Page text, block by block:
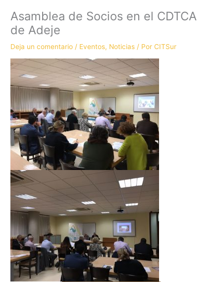
Asamblea de Socios en el CDTCA
de Adeje
Deja un comentario / Eventos, Noticias / PorCITSur